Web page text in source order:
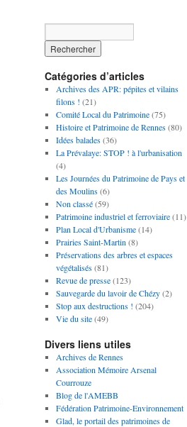
Catégories d’articles
Archives des APR: pépites et vilains
filons ! (21)
Comité Local du Patrimoine(75)
Histoire et Patrimoine de Rennes(80)
Idées balades(36)
La Prévalaye: STOP ! à l'urbanisation
(4)
Les Journées du Patrimoine de Pays et
des Moulins(6)
Non classé(59)
Patrimoine industriel et ferroviaire(11)
Plan Local d'Urbanisme(14)
Prairies Saint-Martin (8)
Préservations des arbres et espaces
végétalisés(81)
Revue de presse(123)
Sauvegarde du lavoir de Chézy(2)
Stop aux destructions ! (204)
Vie du site(49)
Divers liens utiles
Archives de Rennes
Association Mémoire Arsenal
Courrouze
Blog de l'AMEBB
Fédération Patrimoine-Environnement
Glad, le portail des patrimoines de